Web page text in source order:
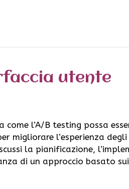
utente
l’A/B testing possa
migliorare l’esperienza
la pianificazione,
di un approccio basato